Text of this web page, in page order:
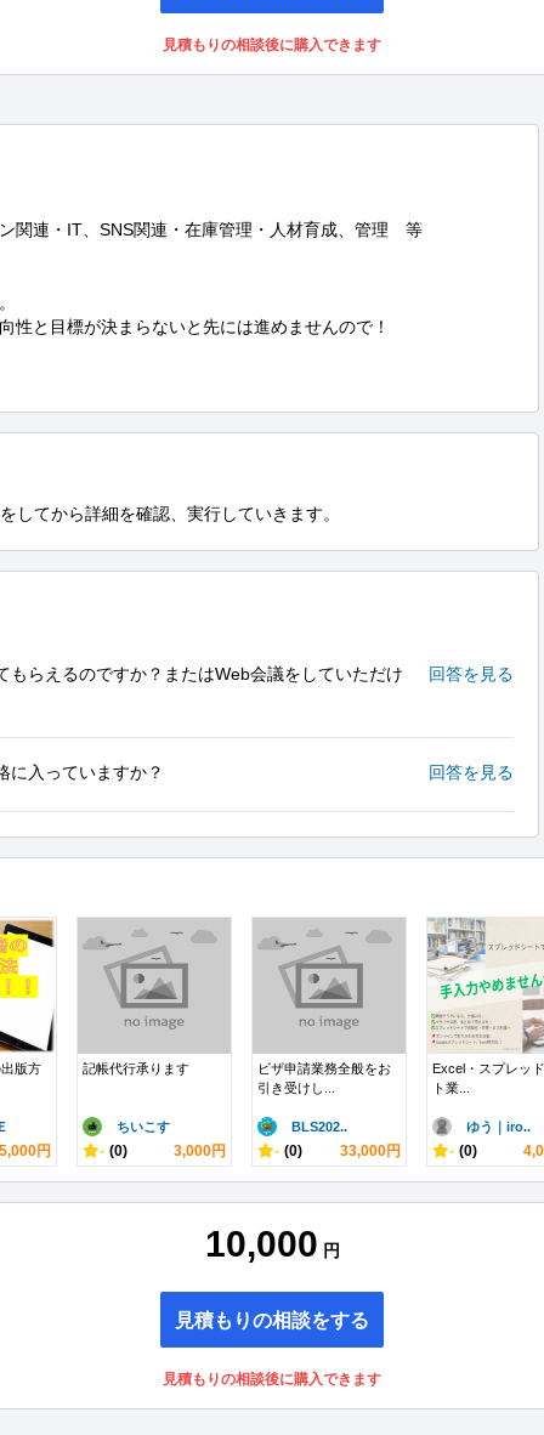
見積もりの相談後に購入できます
関連・IT、SNS関連・在庫管理・人材育成、管理　等
性と目標が決まらないと先には進めませんので！
してから詳細を確認、実行していきます。
もらえるのですか？またはWeb会議をしていただけ 回答を見る
に入っていますか？ 回答を見る
版方
5,000円
記帳代行承ります
ちいこす
- (0) 3,000円
ビザ申請業務全般をお
引き受けし...
BLS202..
- (0) 33,000円
Excel・スプレッ
ト業...
ゆう｜iro..
- (0)
10,000 円
見積もりの相談をする
見積もりの相談後に購入できます